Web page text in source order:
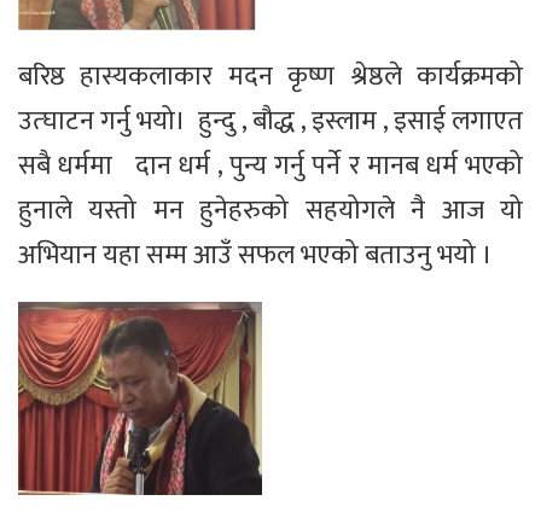
बरिष्ठ हास्यकलाकार मदन कृष्ण श्रेष्ठले कार्यक्रमको
उत्घाटन गर्नु भयो। हुन्दु , बौद्ध , इस्लाम , इसाई लगाएत
सबै धर्ममा दान धर्म , पुन्य गर्नु पर्ने र मानब धर्म भएको
हुनाले यस्तो मन हुनेहरुको सहयोगले नै आज यो
अभियान यहा सम्म आउँ सफल भएको बताउनु भयो ।